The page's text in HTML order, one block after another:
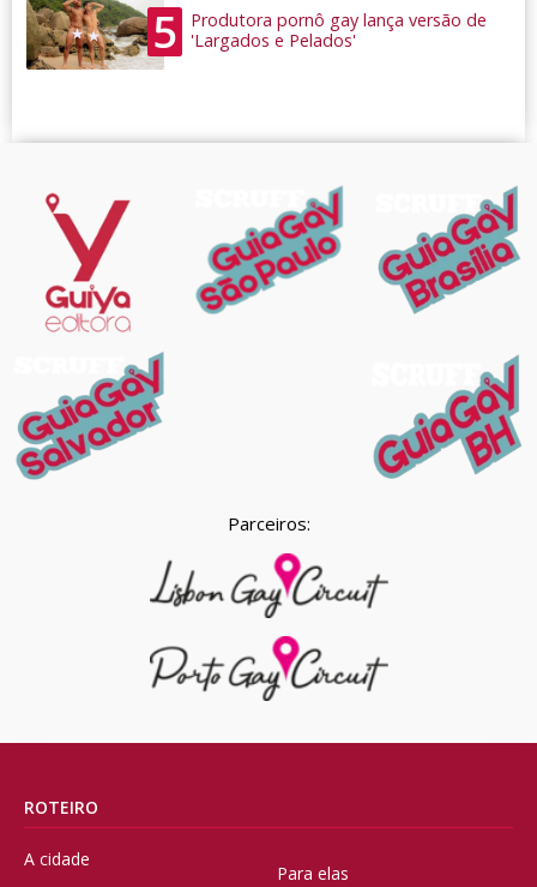
5
Produtora pornô gay lança versão de
'Largados e Pelados'
Parceiros:
ROTEIRO
A cidade
Para elas